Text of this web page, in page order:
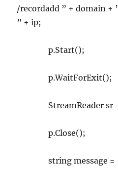
/recordadd ” + domain +
” + ip;
p.Start();
p.WaitForExit();
StreamReader sr =
p.Close();
string message =